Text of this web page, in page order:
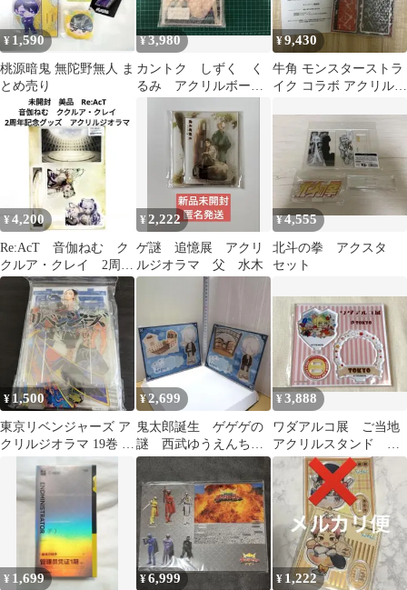
¥ 1,590
桃源暗鬼 無陀野無人 ま
とめ売り
¥3,980
カントク しずく く
るみ アクリルボー
ド 5年目の放課後
¥9,430
牛角 モンスターストラ
イク コラボ アクリルジ
¥ 4,200
Re:AcT 音伽ねむ ク
クルア・クレイ 2周年
記念グッズ アクリル
ジオラマ
¥2,222
ゲ謎 追憶展 アクリ
ルジオラマ 父 水木
¥4,555
北斗の拳 アクスタ
セット
¥1,500
東京リベンジャーズ ア
クリルジオラマ 19巻 灰
谷兄弟 灰谷蘭 灰谷竜胆
¥2,699
鬼太郎誕生 ゲゲゲの
謎 西武ゆうえんち
アクリルジオラマ 鬼
太郎の父 ２種セット
¥3,888
ワダアルコ展 ご当地
アクリルスタンド 東
京会場【未使用】
¥ 1,699 ¥6,999 ¥ 1,222